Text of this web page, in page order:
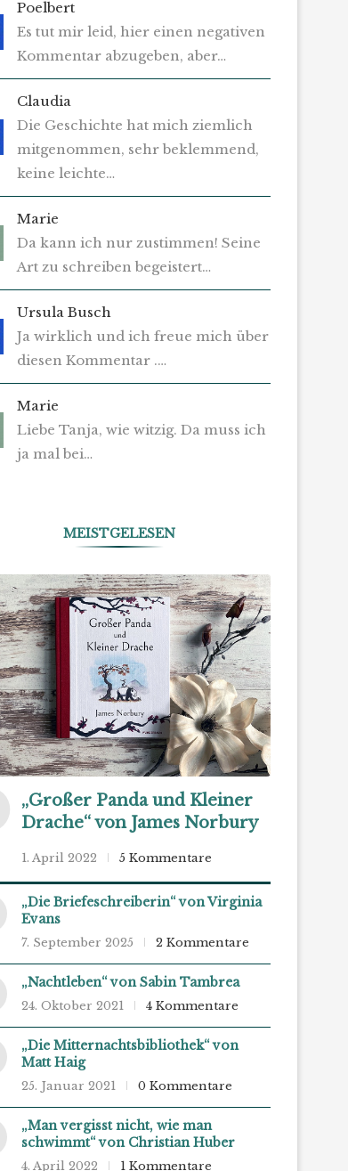
Poelbert
Es tut mir leid, hier einen negativen
Kommentar abzugeben, aber…
Claudia
Die Geschichte hat mich ziemlich
mitgenommen, sehr beklemmend,
keine leichte…
Marie
Da kann ich nur zustimmen! Seine
Art zu schreiben begeistert…
Ursula Busch
Ja wirklich und ich freue mich über
diesen Kommentar .…
Marie
Liebe Tanja, wie witzig. Da muss ich
ja mal bei…
MEISTGELESEN
„Großer Panda und Kleiner
Drache“ von James Norbury
1. April 2022 5 Kommentare
„Die Briefeschreiberin“ von Virginia
Evans
7. September 2025 2 Kommentare
„Nachtleben“ von Sabin Tambrea
24. Oktober 2021 4 Kommentare
„Die Mitternachtsbibliothek“ von
Matt Haig
25. Januar 2021 0 Kommentare
„Man vergisst nicht, wie man
schwimmt“ von Christian Huber
4. April 2022 1 Kommentare